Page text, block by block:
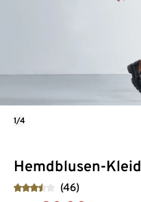
Hemdblusen-Kleid
(46)
1/4